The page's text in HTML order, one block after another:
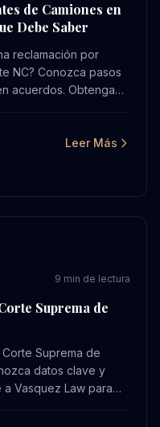
de Camiones en
Debe Saber
reclamación por
NC? Conozca pasos
acuerdos. Obtenga
Leer Más
Suprema de Carolina
9 min de lectura
Suprema de
Suprema de
datos clave y
Vasquez Law para